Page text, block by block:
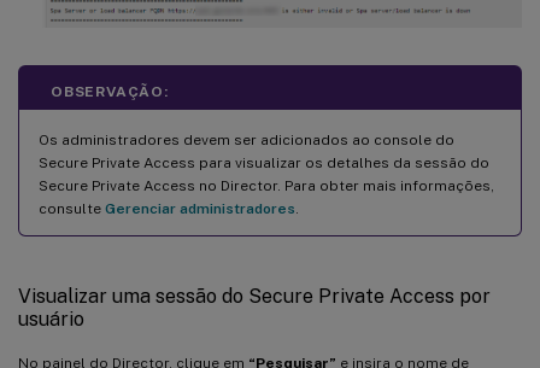
OBSERVAÇÃO:
Os administradores devem ser adicionados ao console do
Secure Private Access para visualizar os detalhes da sessão do
Secure Private Access no Director. Para obter mais informações,
consulte Gerenciar administradores
Visualizar uma sessão do Secure Private Access por
usuário
No painel do Director, clique em “Pesquisar” e insira o nome de